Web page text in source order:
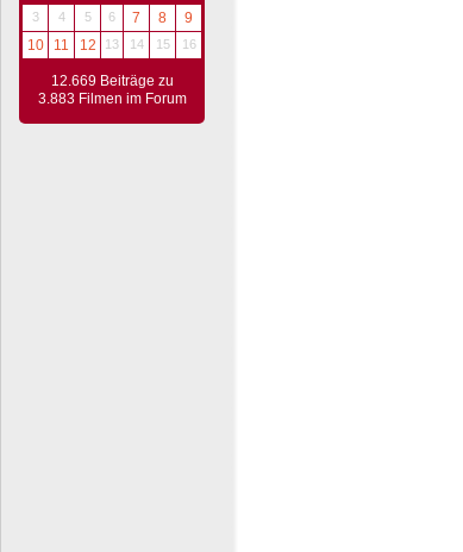
3
4 5 6 7 8
9
10
11 12 13 14 15 16
12.669 Beiträge zu
3.883 Filmen im Forum